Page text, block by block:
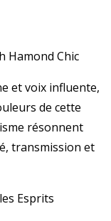
Hamond Chic
et voix influente,
de cette
résonnent
transmission et
Esprits